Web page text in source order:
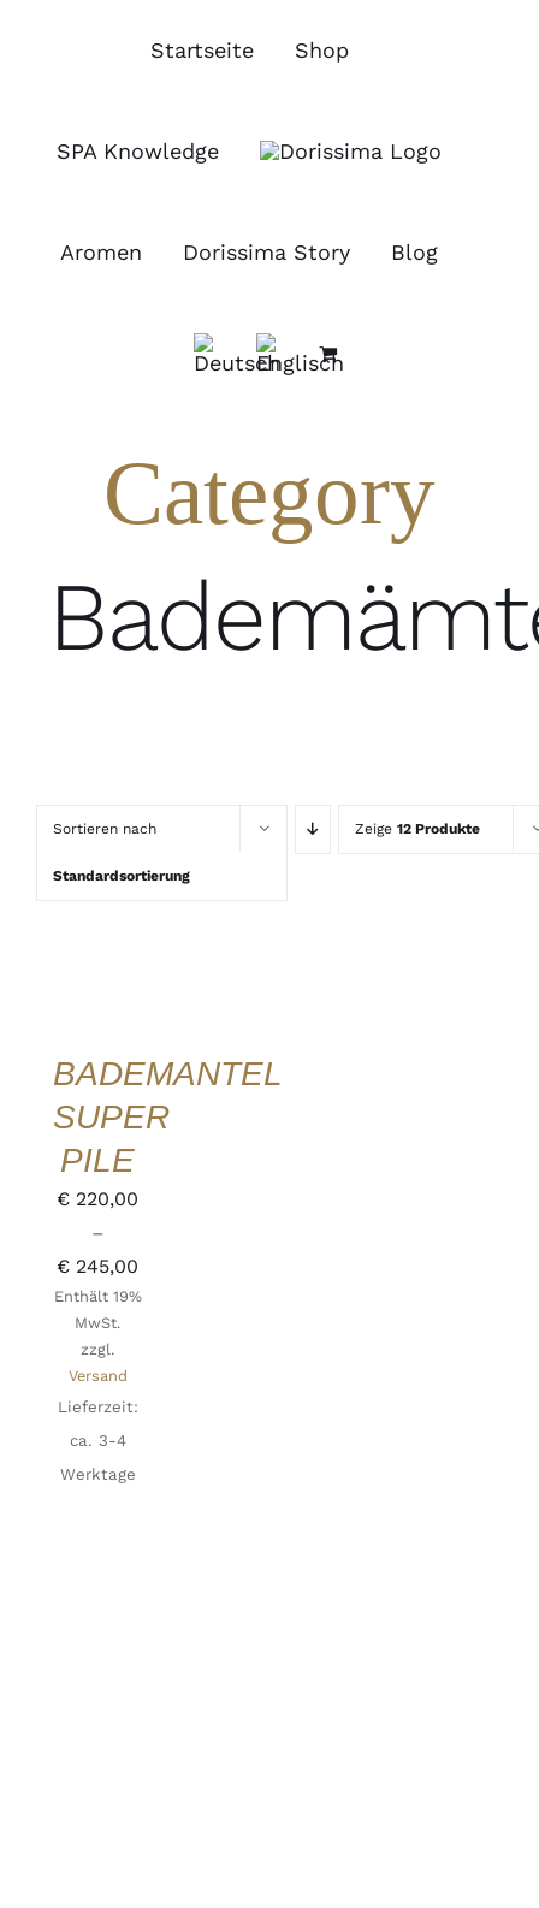
Startseite Shop
SPA Knowledge
Aromen Dorissima Story Blog
Category
Sortieren nach
Standardsortierung
Zeige 12 Produkte
AUF.
OPTIONEN
AUF
PRODUKTSEITE
GEWÄHLT
BADEMANTEL
SUPER
PILE
€ 220,00
–
€ 245,00
€ 220,00
Enthält 19%
MwSt.
zzgl.
Versand
Lieferzeit:
ca. 3-4
Werktage